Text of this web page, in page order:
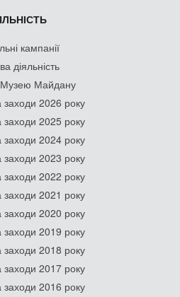
кампанії
діяльність
Майдану
заходи 2026 року
заходи 2025 року
заходи 2024 року
заходи 2023 року
заходи 2022 року
заходи 2021 року
заходи 2020 року
заходи 2019 року
заходи 2018 року
заходи 2017 року
заходи 2016 року